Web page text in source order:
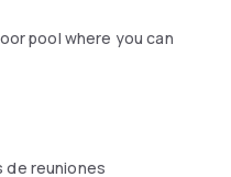
pool where you can
de reuniones